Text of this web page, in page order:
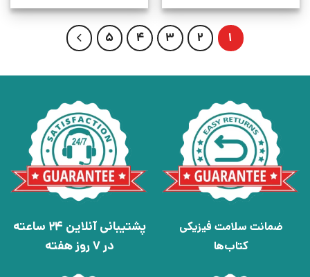
1
2
3
4
5
ضمانت سلامت فیزیکی
کتاب‌ها
پشتیبانی آنلاین 24 ساعته
در 7 روز هفته